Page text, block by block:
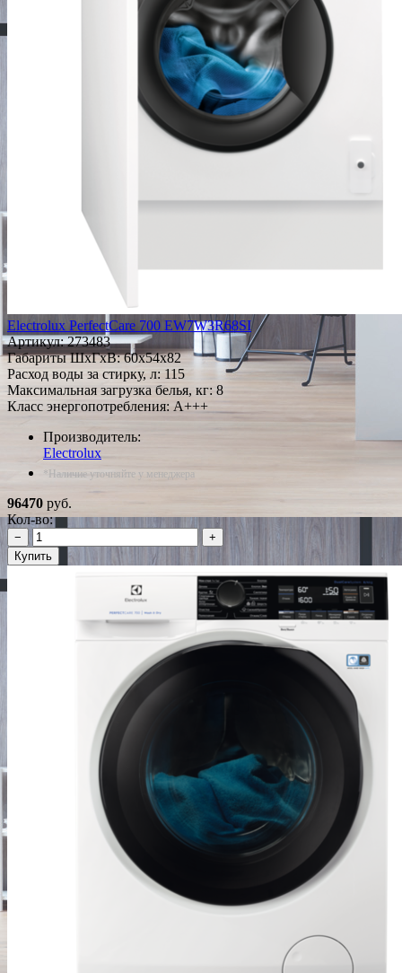
Electrolux PerfectCare 700 EW7W3R68SI
Артикул:273483
Габариты ШxГxВ: 60x54x82
Расход воды за стирку, л: 115
Максимальная загрузка белья, кг: 8
Класс энергопотребления: A+++
Производитель:
Electrolux
*Наличие уточняйте у менеджера
96470 руб.
Кол-во:
−
+
Купить